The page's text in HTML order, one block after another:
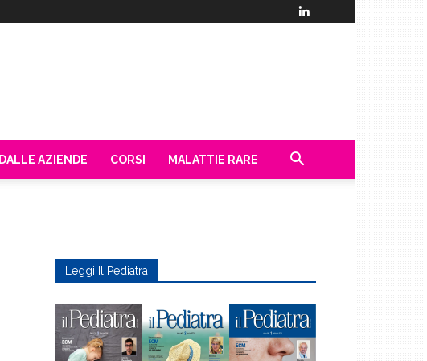
DALLE AZIENDE CORSI MALATTIE RARE
Leggi Il Pediatra